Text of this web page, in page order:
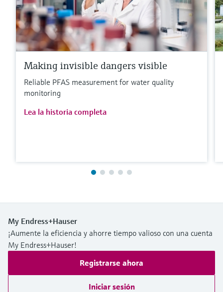
Making invisible dangers visible
Reliable PFAS measurement for water quality
monitoring
Lea la historia completa
My Endress+Hauser
¡Aumente la eficiencia y ahorre tiempo valioso con una cuenta
My Endress+Hauser!
Registrarse ahora
Iniciar sesión